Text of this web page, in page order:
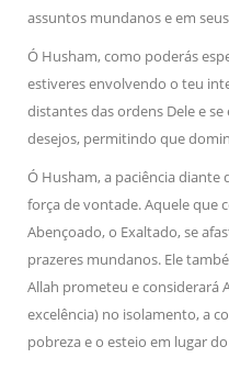
assuntos mundanos e em
Ó Husham, como poderás
estiveres envolvendo o teu
distantes das ordens Dele e
desejos, permitindo que
Ó Husham, a paciência
força de vontade. Aquele que
Abençoado, o Exaltado, se
prazeres mundanos. Ele
Allah prometeu e considerará
excelência) no isolamento, a
pobreza e o esteio em lugar